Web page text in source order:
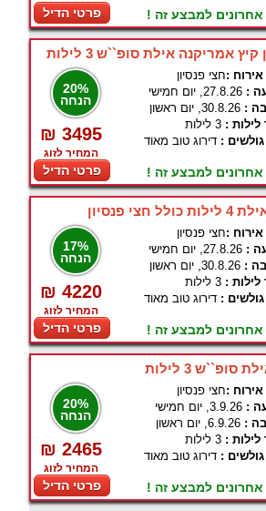
פרטי הדיל אחרונים למבצע זה !
אמריקנה אילת סופ``ש 3 לילות
20%
הנחה
₪ 3495
המחיר לזוג
פרטי הדיל
:חצי פנסיון
: 27.8.26, יום חמישי
: 30.8.26, יום ראשון
: 3 לילות
גולשים : דירוג טוב מאוד
אחרונים למבצע זה !
פנסיון
17%
הנחה
₪ 4220
המחיר לזוג
פרטי הדיל
:חצי פנסיון
: 27.8.26, יום חמישי
: 30.8.26, יום ראשון
: 3 לילות
גולשים : דירוג טוב מאוד
אחרונים למבצע זה !
3 לילות
20%
הנחה
₪ 2465
המחיר לזוג
פרטי הדיל
:חצי פנסיון
: 3.9.26, יום חמישי
: 6.9.26, יום ראשון
: 3 לילות
גולשים : דירוג טוב מאוד
אחרונים למבצע זה !